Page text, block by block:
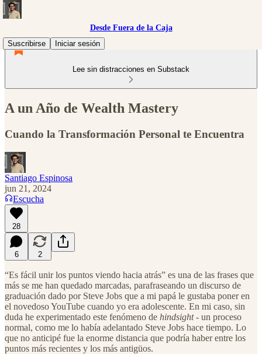
Desde Fuera de la Caja
Suscribirse
Iniciar sesión
Lee sin distracciones en Substack
A un Año de Wealth Mastery
Cuando la Transformación Personal te Encuentra
Santiago Espinosa
jun 21, 2024
Escucha
28
6 2
“Es fácil unir los puntos viendo hacia atrás” es una de las frases que
más se me han quedado marcadas, parafraseando un discurso de
graduación dado por Steve Jobs que a mi papá le gustaba poner en
el novedoso YouTube cuando yo era adolescente. En mi caso, sin
duda he experimentado este fenómeno de hindsight- un proceso
normal, como me lo había adelantado Steve Jobs hace tiempo. Lo
que no anticipé fue la enorme distancia que podría haber entre los
puntos más recientes y los más antigüos.